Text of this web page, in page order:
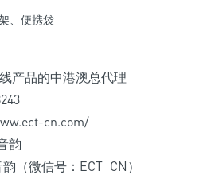
、便携袋
产品的中港澳总代理
cn.com/
韵
（微信号：ECT_CN）